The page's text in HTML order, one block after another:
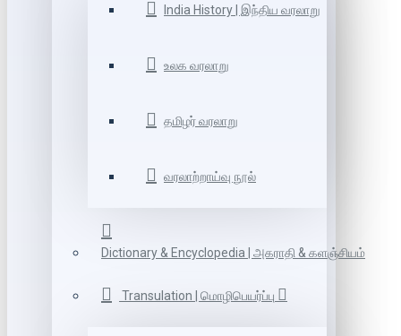
India History | இந்திய வரலாறு
உலக வரலாறு
தமிழர் வரலாறு
வரலாற்றாய்வு நூல்
Dictionary & Encyclopedia | அகராதி & களஞ்சியம்
Transulation | மொழிபெயர்ப்பு